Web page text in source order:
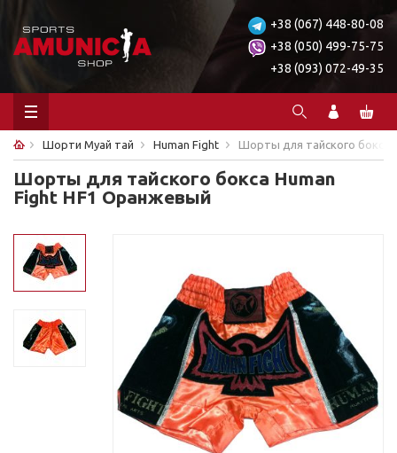
+38 (067) 448-80-08
+38 (050) 499-75-75
+38 (093) 072-49-35
Шорти Муай тай Human Fight Шорты для тайского бокса
Шорты для тайского бокса Human
Fight HF1 Оранжевый